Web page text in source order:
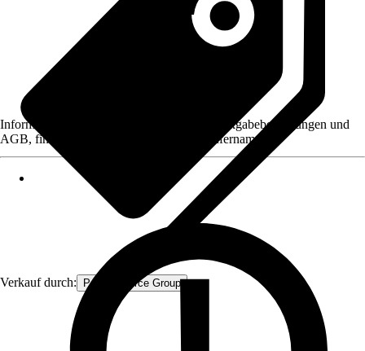
Verkauf durch: Procommerce Group
Informationen des Verkäufers, wie z. B. Rückgabebedingungen und
AGB, finden Sie bei Klick auf den Verkäufernamen.